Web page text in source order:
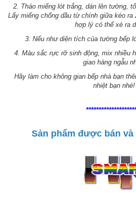
2. Tháo miếng lót trắng, dán lên tường,
Lấy miếng chống dầu từ chính giữa kéo ra
hợp lý có thể xé ra
3. Nếu như diện tích của tường bếp
4. Màu sắc rực rỡ sinh động, mix nhiều
giao hàng ngẫu
Hãy làm cho không gian bếp nhà bạn
nhiệt bạn nhé!
Sản phẩm được bán